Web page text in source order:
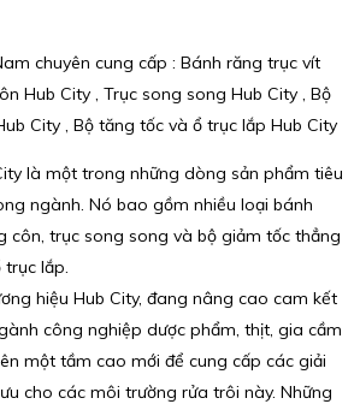
chuyên cung cấp : Bánh răng trục vít
Hub City , Trục song song Hub City , Bộ
City , Bộ tăng tốc và ổ trục lắp Hub City
là một trong những dòng sản phẩm tiêu
ngành. Nó bao gồm nhiều loại bánh
côn, trục song song và bộ giảm tốc thẳng
lắp.
hiệu Hub City, đang nâng cao cam kết
công nghiệp dược phẩm, thịt, gia cầm
một tầm cao mới để cung cấp các giải
cho các môi trường rửa trôi này. Những